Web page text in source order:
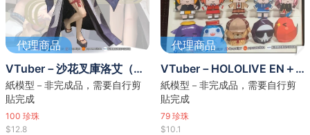
代理商品
VTuber－沙花叉庫洛艾（紙模型）
紙模型－非完成品，需要自行剪
貼完成
100 珍珠
$12.8
代理商品
VTuber－HOLOLIVE EN＋吉祥物（紙模型）(含圖紙試做)
紙模型－非完成品，需要自行剪
貼完成
79 珍珠
$10.1